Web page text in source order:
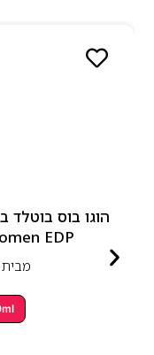
Bottled Beyond for Women EDP
מבית
100ml